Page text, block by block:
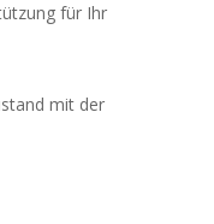
für Ihr
mit der